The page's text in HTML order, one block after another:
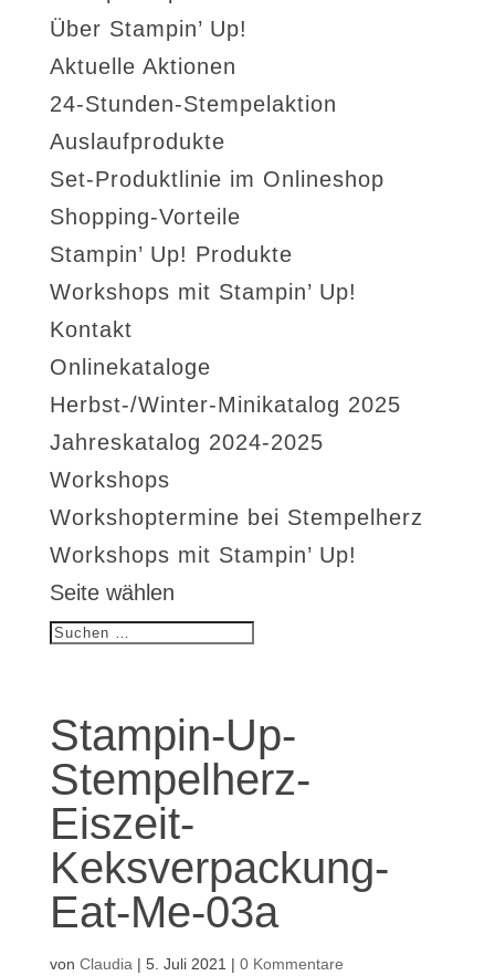
Über Stampin’ Up!
Aktuelle Aktionen
24-Stunden-Stempelaktion
Auslaufprodukte
Set-Produktlinie im Onlineshop
Shopping-Vorteile
Stampin’ Up! Produkte
Workshops mit Stampin’ Up!
Kontakt
Onlinekataloge
Herbst-/Winter-Minikatalog 2025
Jahreskatalog 2024-2025
Workshops
Workshoptermine bei Stempelherz
Workshops mit Stampin’ Up!
Seite wählen
Stampin-Up-
Stempelherz-
Eiszeit-
Keksverpackung-
Eat-Me-03a
von Claudia | 5. Juli 2021 | 0 Kommentare